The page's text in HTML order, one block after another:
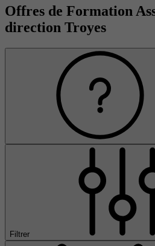
Offres de Formation
direction Troyes
Filtrer